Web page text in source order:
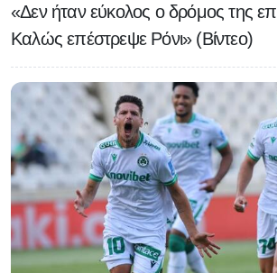
«Δεν ήταν εύκολος ο δρόμος της
Καλώς επέστρεψε Ρόνι» (Βίντεο)